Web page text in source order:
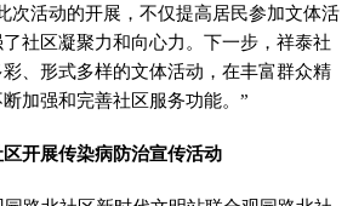
次活动的开展，不仅提高居民参加文体活
社区凝聚力和向心力。下一步，祥泰社
、形式多样的文体活动，在丰富群众精
加强和完善社区服务功能。”
开展传染病防治宣传活动